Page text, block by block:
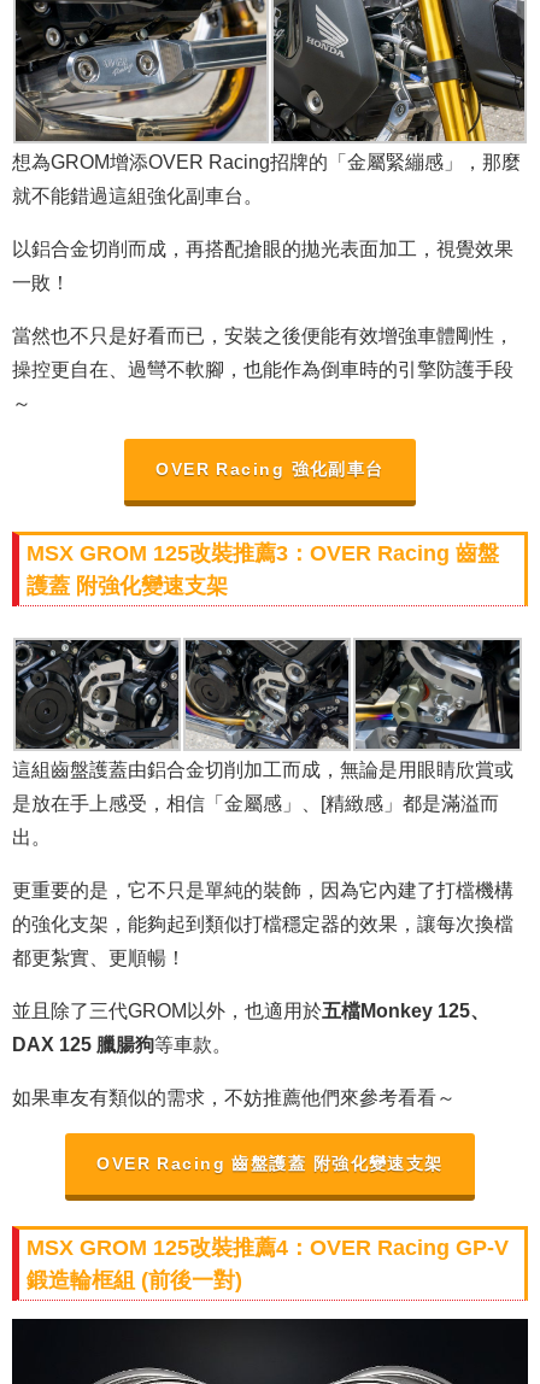
想為GROM增添OVER Racing招牌的「金屬緊繃感」，那麼
就不能錯過這組強化副車台。
以鋁合金切削而成，再搭配搶眼的拋光表面加工，視覺效果
一敗！
當然也不只是好看而已，安裝之後便能有效增強車體剛性，
操控更自在、過彎不軟腳，也能作為倒車時的引擎防護手段
～
OVER Racing 強化副車台
MSX GROM 125改裝推薦3：OVER Racing 齒盤
護蓋 附強化變速支架
這組齒盤護蓋由鋁合金切削加工而成，無論是用眼睛欣賞或
是放在手上感受，相信「金屬感」、[精緻感」都是滿溢而
出。
更重要的是，它不只是單純的裝飾，因為它內建了打檔機構
的強化支架，能夠起到類似打檔穩定器的效果，讓每次換檔
都更紮實、更順暢！
並且除了三代GROM以外，也適用於五檔Monkey 125、
DAX 125 臘腸狗等車款。
如果車友有類似的需求，不妨推薦他們來參考看看～
OVER Racing 齒盤護蓋 附強化變速支架
MSX GROM 125改裝推薦4：OVER Racing GP-V
鍛造輪框組 (前後一對)